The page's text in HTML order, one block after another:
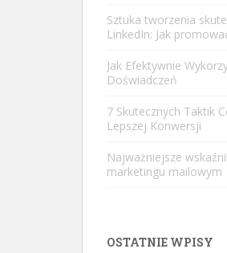
Sztuka tworzenia
LinkedIn: Jak
Jak Efektywnie
Doświadczeń
7 Skutecznych Taktik
Lepszej Konwersji
Najważniejsze
marketingu mailowym
OSTATNIE WPISY